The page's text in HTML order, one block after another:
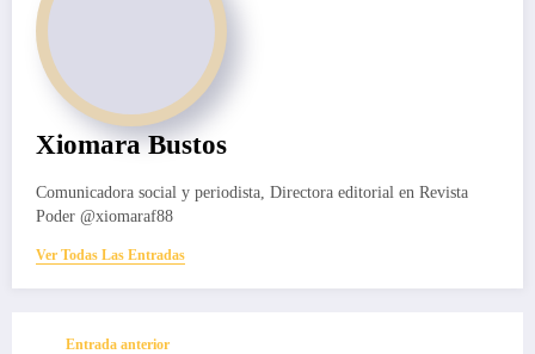
Xiomara Bustos
Comunicadora social y periodista, Directora editorial en Revista
Poder @xiomaraf88
Ver Todas Las Entradas
Entrada anterior